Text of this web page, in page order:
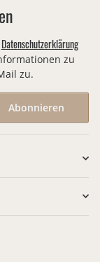
Datenschutzerklärung
zu
zu.
Abonnieren